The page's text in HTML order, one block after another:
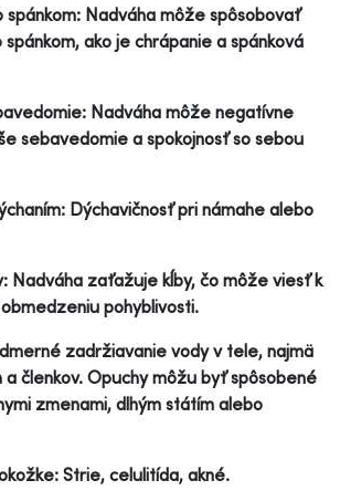
spánkom: Nadváha môže spôsobovať
ako je chrápanie a spánková
Nadváha môže negatívne
sebavedomie a spokojnosť so sebou
Dýchavičnosť pri námahe alebo
Nadváha zaťažuje kĺby, čo môže viesť k
pohyblivosti.
zadržiavanie vody v tele, najmä
a členkov. Opuchy môžu byť spôsobené
zmenami, dlhým státím alebo
Strie, celulitída, akné.